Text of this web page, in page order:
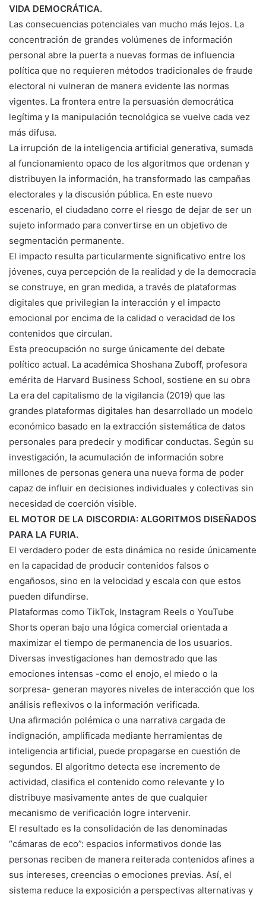
VIDA DEMOCRÁTICA.
Las consecuencias potenciales van mucho más lejos. La
concentración de grandes volúmenes de información
personal abre la puerta a nuevas formas de influencia
política que no requieren métodos tradicionales de fraude
electoral ni vulneran de manera evidente las normas
vigentes. La frontera entre la persuasión democrática
legítima y la manipulación tecnológica se vuelve cada vez
más difusa.
La irrupción de la inteligencia artificial generativa, sumada
al funcionamiento opaco de los algoritmos que ordenan y
distribuyen la información, ha transformado las campañas
electorales y la discusión pública. En este nuevo
escenario, el ciudadano corre el riesgo de dejar de ser un
sujeto informado para convertirse en un objetivo de
segmentación permanente.
El impacto resulta particularmente significativo entre los
jóvenes, cuya percepción de la realidad y de la democracia
se construye, en gran medida, a través de plataformas
digitales que privilegian la interacción y el impacto
emocional por encima de la calidad o veracidad de los
contenidos que circulan.
Esta preocupación no surge únicamente del debate
político actual. La académica Shoshana Zuboff, profesora
emérita de Harvard Business School, sostiene en su obra
La era del capitalismo de la vigilancia (2019) que las
grandes plataformas digitales han desarrollado un modelo
económico basado en la extracción sistemática de datos
personales para predecir y modificar conductas. Según su
investigación, la acumulación de información sobre
millones de personas genera una nueva forma de poder
capaz de influir en decisiones individuales y colectivas sin
necesidad de coerción visible.
EL MOTOR DE LA DISCORDIA: ALGORITMOS DISEÑADOS
PARA LA FURIA.
El verdadero poder de esta dinámica no reside únicamente
en la capacidad de producir contenidos falsos o
engañosos, sino en la velocidad y escala con que estos
pueden difundirse.
Plataformas como TikTok, Instagram Reels o YouTube
Shorts operan bajo una lógica comercial orientada a
maximizar el tiempo de permanencia de los usuarios.
Diversas investigaciones han demostrado que las
emociones intensas -como el enojo, el miedo o la
sorpresa- generan mayores niveles de interacción que los
análisis reflexivos o la información verificada.
Una afirmación polémica o una narrativa cargada de
indignación, amplificada mediante herramientas de
inteligencia artificial, puede propagarse en cuestión de
segundos. El algoritmo detecta ese incremento de
actividad, clasifica el contenido como relevante y lo
distribuye masivamente antes de que cualquier
mecanismo de verificación logre intervenir.
El resultado es la consolidación de las denominadas
“cámaras de eco”: espacios informativos donde las
personas reciben de manera reiterada contenidos afines a
sus intereses, creencias o emociones previas. Así, el
sistema reduce la exposición a perspectivas alternativas y